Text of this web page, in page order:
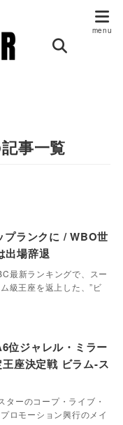
事一覧
プランクに / WBO世
出場辞退
最新ランキングで、スー
級王座を返上した、”ビ
位ジャレル・ミラー
座決定戦 ビラム-ス
ーのコープ・ライブ・
ロモーション興行のメイ